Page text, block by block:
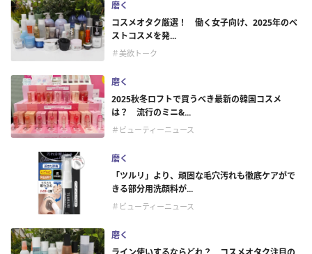
磨く
コスメオタク厳選！ 働く女子向け、2025年のベ
ストコスメを発...
＃美欲トーク
磨く
2025秋冬ロフトで買うべき最新の韓国コスメ
は？ 流行のミニ&...
＃ビューティーニュース
磨く
「ツルリ」より、頑固な毛穴汚れも徹底ケアがで
きる部分用洗顔料が...
＃ビューティーニュース
磨く